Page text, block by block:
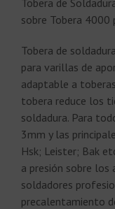
sobre Tobera 4000
Tobera de
para varillas de
adaptable a
tobera reduce los
soldadura. Para
3mm y las
Hsk; Leister; Bak
a presión sobre los
soldadores
precalentamiento